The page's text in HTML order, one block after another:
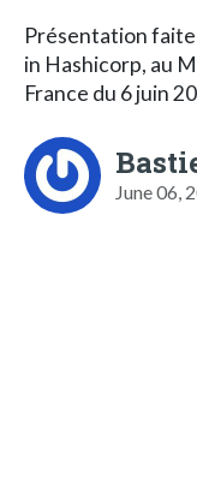
Présentation
in Hashicorp, au
France du 6 juin
June 06,